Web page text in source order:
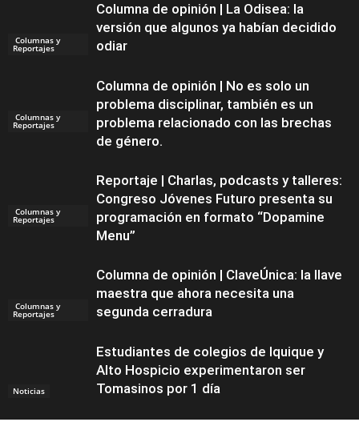
Columnas y
Reportajes
Columna de opinión | La Odisea: la
versión que algunos ya habían decidido
odiar
Columnas y
Reportajes
Columna de opinión | No es solo un
problema disciplinar, también es un
problema relacionado con las brechas
de género.
Columnas y
Reportajes
Reportaje | Charlas, podcasts y talleres:
Congreso Jóvenes Futuro presenta su
programación en formato “Dopamine
Menu”
Columnas y
Reportajes
Columna de opinión | ClaveÚnica: la llave
maestra que ahora necesita una
segunda cerradura
Noticias
Estudiantes de colegios de Iquique y
Alto Hospicio experimentaron ser
Tomasinos por 1 día